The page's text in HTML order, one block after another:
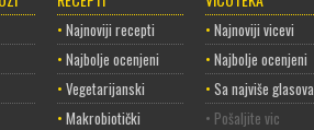
• Najnoviji recepti
• Najbolje ocenjeni
• Vegetarijanski
• Makrobiotički
• Najnoviji vicevi
• Najbolje ocenjeni
• Sa najviše glasova
• Pošaljite vic